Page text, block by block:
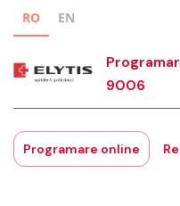
RO EN
9006
Programare online